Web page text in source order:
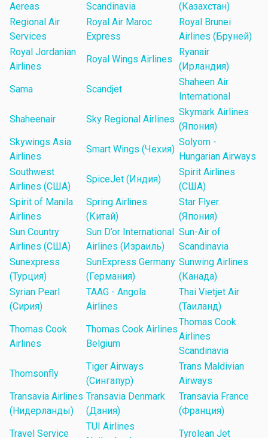
Aereas
Scandinavia
(Казахстан)
Regional Air
Services
Royal Air Maroc
Express
Royal Brunei
Airlines (Бруней)
Royal Jordanian
Airlines
Royal Wings Airlines
Ryanair
(Ирландия)
Sama
Scandjet
Shaheen Air
International
Shaheenair
Sky Regional Airlines
Skymark Airlines
(Япония)
Skywings Asia
Airlines
Smart Wings (Чехия)
Solyom -
Hungarian Airways
Southwest
Airlines (США)
SpiceJet (Индия)
Spirit Airlines
(США)
Spirit of Manila
Airlines
Spring Airlines
(Китай)
Star Flyer
(Япония)
Sun Country
Airlines (США)
Sun D’or International
Airlines (Израиль)
Sun-Air of
Scandinavia
Sunexpress
(Турция)
SunExpress Germany
(Германия)
Sunwing Airlines
(Канада)
Syrian Pearl
(Сирия)
TAAG - Angola
Airlines
Thai Vietjet Air
(Таиланд)
Thomas Cook
Airlines
Thomas Cook Airlines
Belgium
Thomas Cook
Airlines
Scandinavia
Thomsonfly
Tiger Airways
(Сингапур)
Trans Maldivian
Airways
Transavia Airlines
(Нидерланды)
Transavia Denmark
(Дания)
Transavia France
(Франция)
Travel Service
TUI Airlines
Tyrolean Jet